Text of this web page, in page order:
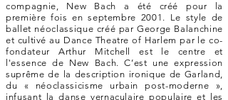
compagnie, New Bach a été créé pour la
première fois en septembre 2001. Le style de
ballet néoclassique créé par George Balanchine
et cultivé au Dance Theatre of Harlem par le co-
fondateur Arthur Mitchell est le centre et
l'essence de New Bach. C’est une expression
suprême de la description ironique de Garland,
du « néoclassicisme urbain post-moderne »,
infusant la danse vernaculaire populaire et les